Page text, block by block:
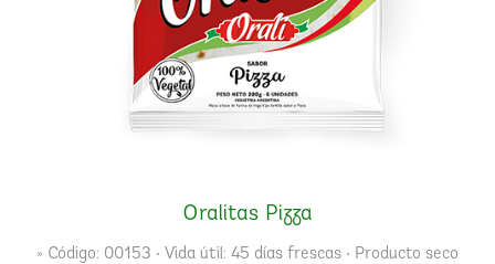
Oralitas Pizza
» Código: 00153 • Vida útil: 45 días frescas • Producto seco